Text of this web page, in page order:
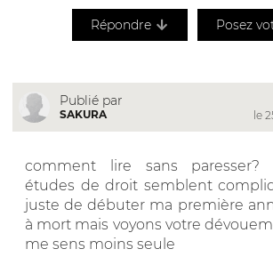
Répondre Posez
Publié par
SAKURA
le
comment lire sans paresser?
études de droit semblent
juste de débuter ma première
à mort mais voyons votre
me sens moins seule